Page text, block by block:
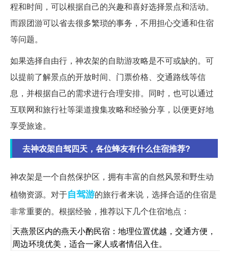
程和时间，可以根据自己的兴趣和喜好选择景点和活动。
而跟团游可以省去很多繁琐的事务，不用担心交通和住宿
等问题。
如果选择自由行，神农架的自助游攻略是不可或缺的。可
以提前了解景点的开放时间、门票价格、交通路线等信
息，并根据自己的需求进行合理安排。同时，也可以通过
互联网和旅行社等渠道搜集攻略和经验分享，以便更好地
享受旅途。
去神农架自驾四天，各位蜂友有什么住宿推荐?
神农架是一个自然保护区，拥有丰富的自然风景和野生动
植物资源。对于自驾游的旅行者来说，选择合适的住宿是
非常重要的。根据经验，推荐以下几个住宿地点：
天燕景区内的燕天小酌民宿：地理位置优越，交通方便，
周边环境优美，适合一家人或者情侣入住。